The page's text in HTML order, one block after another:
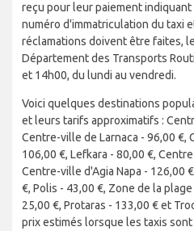
reçu pour leur paiement
numéro d'immatriculation du taxi
réclamations doivent être faites,
Département des Transports
et 14h00, du lundi au vendredi.
Voici quelques destinations
et leurs tarifs approximatifs :
Centre-ville de Larnaca - 96,00 €,
106,00 €, Lefkara - 80,00 €,
Centre-ville d'Agia Napa - 126,00
€, Polis - 43,00 €, Zone de la
25,00 €, Protaras - 133,00 € et
prix estimés lorsque les taxis